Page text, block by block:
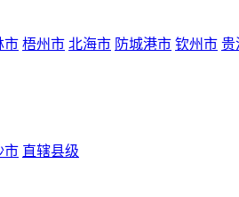
市 梧州市 北海市 防城港市 钦州市 贵
市 直辖县级